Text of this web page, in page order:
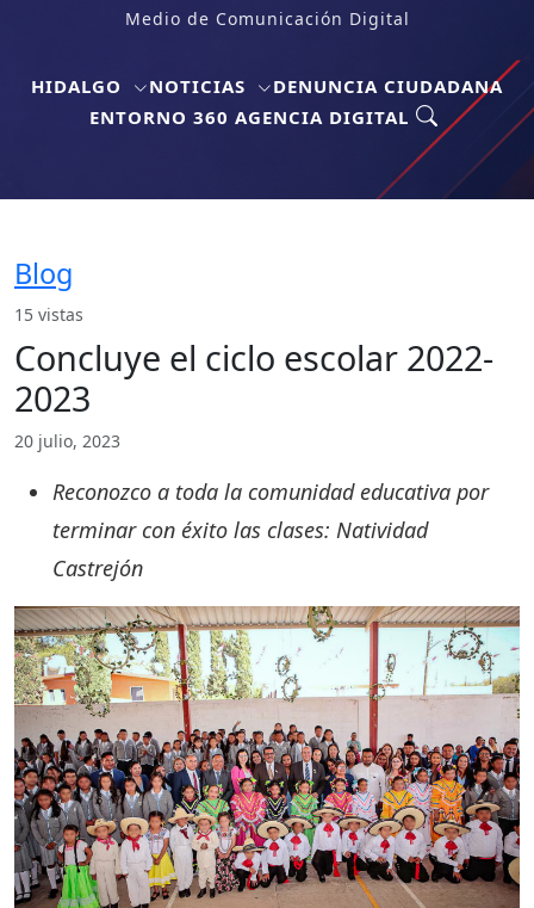
Medio de Comunicación Digital
HIDALGO NOTICIAS
DENUNCIA CIUDADANA
ENTORNO 360 AGENCIA DIGITAL
Blog
15 vistas
Concluye el ciclo escolar 2022-
2023
20 julio, 2023
Reconozco a toda la comunidad educativa por
terminar con éxito las clases: Natividad
Castrejón